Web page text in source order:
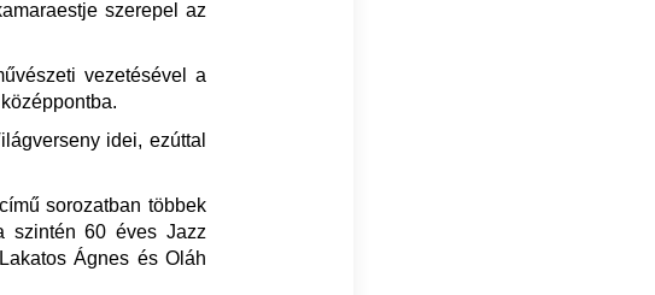
szerepel az
vezetésével a
idei, ezúttal
sorozatban többek
szintén 60 éves Jazz
Ágnes és Oláh